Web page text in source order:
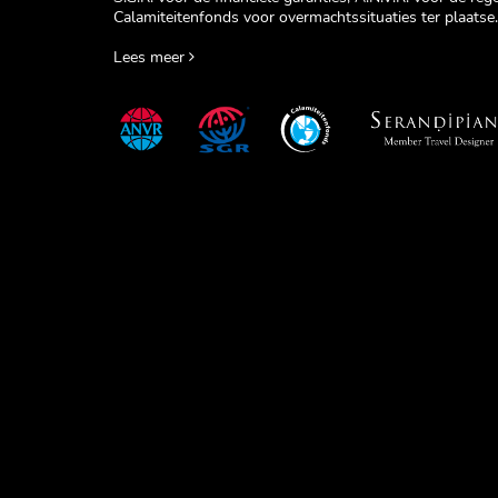
Calamiteitenfonds voor overmachtssituaties ter plaatse.
Lees meer